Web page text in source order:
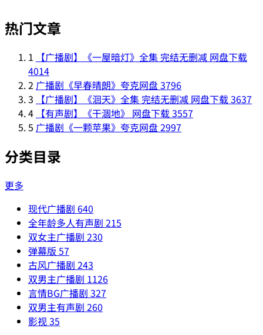
热门文章
1
【广播剧】《一屋暗灯》全集 完结无删减 网盘下载
4014
2 广播剧《早春晴朗》夸克网盘3796
3
【广播剧】《洄天》全集 完结无删减 网盘下载3637
4 【有声剧】《干涸地》 网盘下载3557
5 广播剧《一颗苹果》夸克网盘2997
分类目录
更多
现代广播剧 640
全年龄多人有声剧 215
双女主广播剧 230
弹幕版 57
古风广播剧 243
双男主广播剧 1126
言情BG广播剧 327
双男主有声剧 260
影视35